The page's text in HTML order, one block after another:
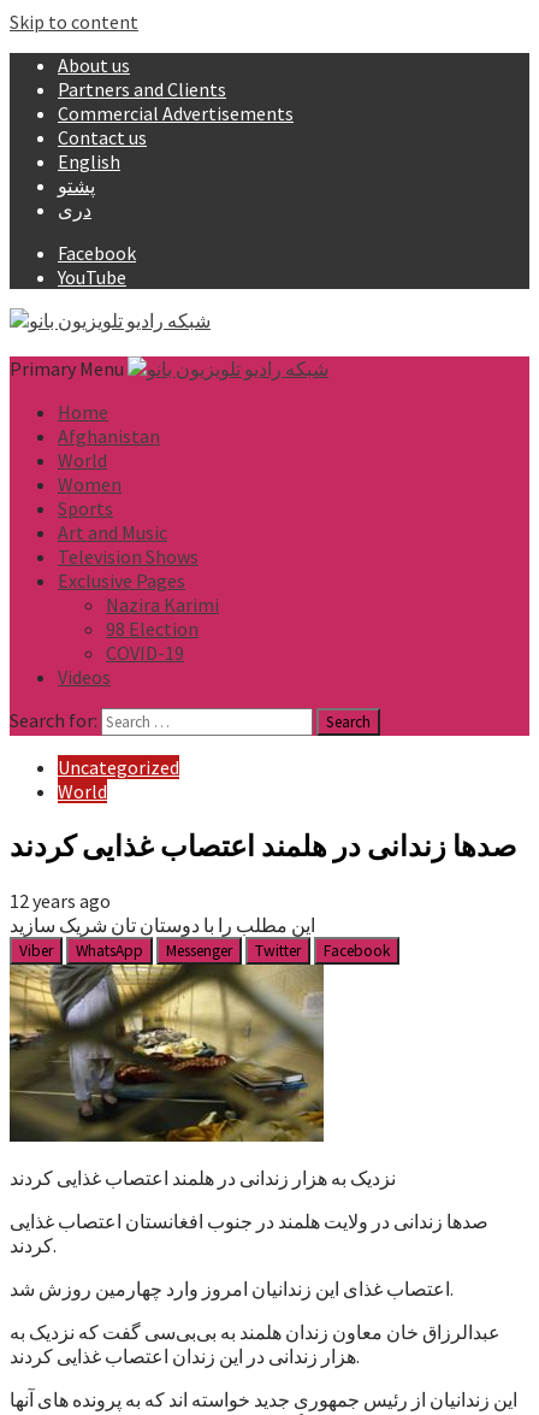
Skip to content
About us
Partners and Clients
Commercial Advertisements
Contact us
English
پشتو
دری
Facebook
YouTube
Primary Menu
Home
Afghanistan
World
Women
Sports
Art and Music
Television Shows
Exclusive Pages
Nazira Karimi
98 Election
COVID-19
Videos
Search for:
Uncategorized
World
صدها زندانی در هلمند اعتصاب غذایی کردند
12 years ago
این مطلب را با دوستان تان شریک سازید
Viber WhatsApp Messenger Twitter Facebook
نزدیک به هزار زندانی در هلمند اعتصاب غذایی کردند
صدها زندانی در ولایت هلمند در جنوب افغانستان اعتصاب غذایی
کردند.
اعتصاب غذای این زندانیان امروز وارد چهارمین روزش شد.
عبدالرزاق خان معاون زندان هلمند به بی‌بی‌سی گفت که نزدیک به
هزار زندانی در این زندان اعتصاب غذایی کردند.
این زندانیان از رئیس جمهوری جدید خواسته اند که به پرونده های آنها